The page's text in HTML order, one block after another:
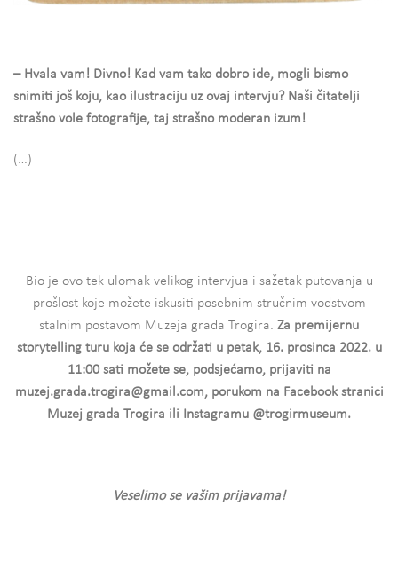
– Hvala vam! Divno! Kad vam tako dobro ide, mogli bismo
snimiti još koju, kao ilustraciju uz ovaj intervju? Naši čitatelji
strašno vole fotografije, taj strašno moderan izum!
(…)
Bio je ovo tek ulomak velikog intervjua i sažetak putovanja u
prošlost koje možete iskusiti posebnim stručnim vodstvom
stalnim postavom Muzeja grada Trogira. Za premijernu
storytelling turu koja će se održati u petak, 16. prosinca 2022. u
11:00 sati možete se, podsjećamo, prijaviti na
muzej.grada.trogira@gmail.com, porukom na Facebook stranici
Muzej grada Trogira ili Instagramu @trogirmuseum.
Veselimo se vašim prijavama!